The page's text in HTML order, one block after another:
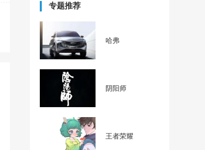
专题推荐
哈弗
阴阳师
王者荣耀